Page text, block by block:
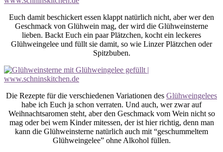
Euch damit beschickert essen klappt natürlich nicht, aber wer den
Geschmack von Glühwein mag, der wird die Glühweinsterne
lieben. Backt Euch ein paar Plätzchen, kocht ein leckeres
Glühweingelee und füllt sie damit, so wie Linzer Plätzchen oder
Spitzbuben.
Die Rezepte für die verschiedenen Variationen des Glühweingelees
habe ich Euch ja schon verraten. Und auch, wer zwar auf
Weihnachtsaromen steht, aber den Geschmack vom Wein nicht so
mag oder bei wem Kinder mitessen, der ist hier richtig, denn man
kann die Glühweinsterne natürlich auch mit “geschummeltem
Glühweingelee” ohne Alkohol füllen.